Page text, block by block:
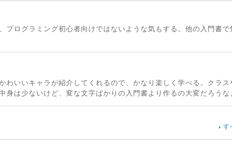
プログラミング初心者向けではないような気もする。他の入門書
わいいキャラが紹介してくれるので、かなり楽しく学べる。クラ
は少ないけど、変な文字ばかりの入門書より作るの大変だろうな
す